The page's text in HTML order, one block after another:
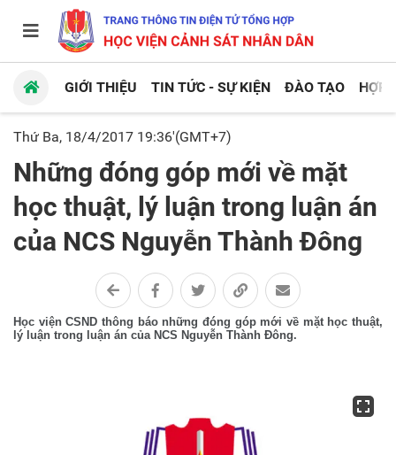
GIỚI THIỆU TIN TỨC - SỰ KIỆN ĐÀO TẠO HỢP
Thứ Ba, 18/4/2017 19:36'(GMT+7)
Những đóng góp mới về mặt
học thuật, lý luận trong luận án
của NCS Nguyễn Thành Đông
Học viện CSND thông báo những đóng góp mới về mặt học thuật,
lý luận trong luận án của NCS Nguyễn Thành Đông.